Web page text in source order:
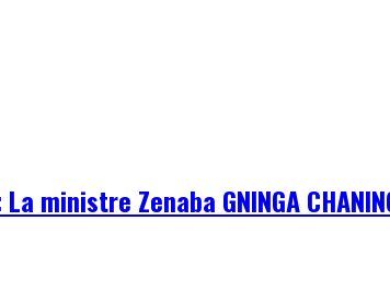
ministre Zenaba GNINGA